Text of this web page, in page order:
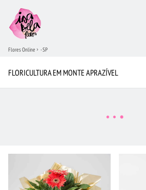
Flores Online - SP
FLORICULTURA EM MONTE APRAZÍVEL